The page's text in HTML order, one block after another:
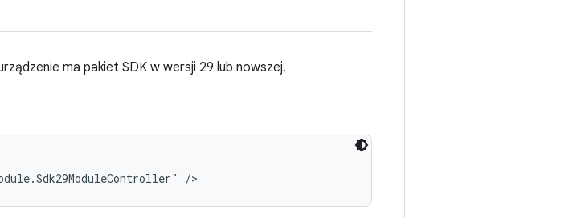
ma pakiet SDK w wersji 29 lub nowszej.
/>